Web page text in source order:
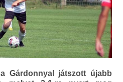
Gárdonnyal játszott újabb